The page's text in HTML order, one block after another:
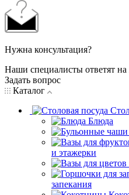
Нужна консультация?
Наши специалисты ответят
Задать вопрос
Каталог
Блюда
и этажерки
запекания